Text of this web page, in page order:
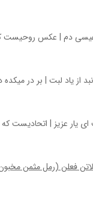
عیسی دم | عکس روحیست
از یاد لبت | بر در میکده
یار عزیز | اتحادیست
فعلن (رمل مثمن